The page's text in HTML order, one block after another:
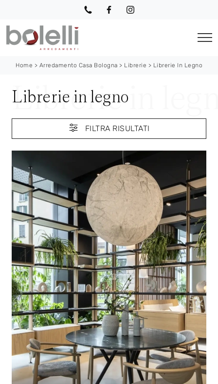
Home > Arredamento Casa Bologna > Librerie > Librerie In Legno
Librerie in legno
FILTRA RISULTATI